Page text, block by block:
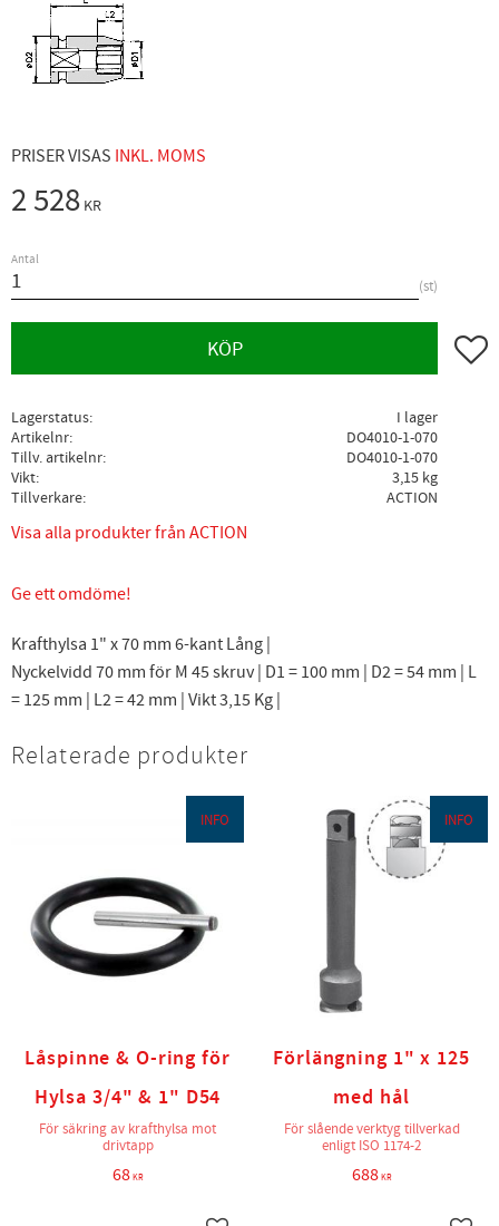
PRISER VISAS INKL. MOMS
2 528 KR
Antal
st
KÖP Lägg
Lagerstatus
I lager
Artikelnr
DO4010-1-070
Tillv. artikelnr
DO4010-1-070
Vikt
3,15 kg
Tillverkare
ACTION
Visa alla produkter från ACTION
Ge ett omdöme!
Krafthylsa 1" x 70 mm 6-kant Lång |
Nyckelvidd 70 mm för M 45 skruv | D1 = 100 mm | D2 = 54 mm | L
= 125 mm | L2 = 42 mm | Vikt 3,15 Kg |
Relaterade produkter
Låspinne & O-ring för
Hylsa 3/4" & 1" D54
För säkring av krafthylsa mot
drivtapp
68KR
INFO
Förlängning 1" x 125
med hål
För slående verktyg tillverkad
enligt ISO 1174-2
688KR
INFO